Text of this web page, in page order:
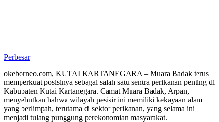
Perbesar
okeborneo.com, KUTAI KARTANEGARA – Muara Badak terus
memperkuat posisinya sebagai salah satu sentra perikanan penting di
Kabupaten Kutai Kartanegara. Camat Muara Badak, Arpan,
menyebutkan bahwa wilayah pesisir ini memiliki kekayaan alam
yang berlimpah, terutama di sektor perikanan, yang selama ini
menjadi tulang punggung perekonomian masyarakat.